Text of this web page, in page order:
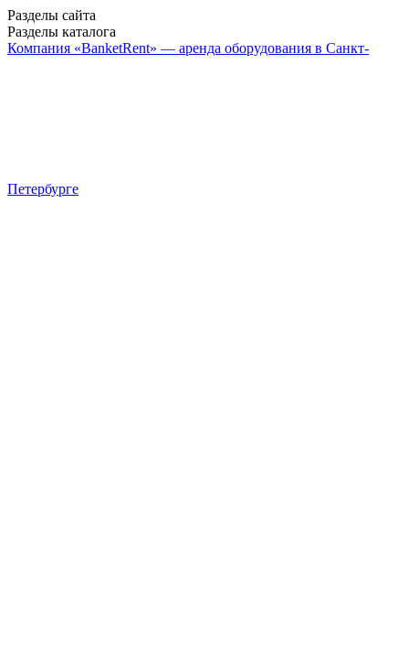
Разделы сайта
Разделы каталога
Компания «BanketRent» — аренда оборудования в Санкт-
Петербурге